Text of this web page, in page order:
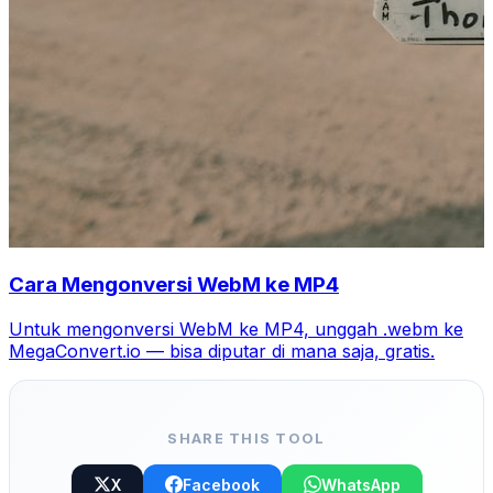
Cara Mengonversi WebM ke MP4
Untuk mengonversi WebM ke MP4, unggah .webm ke
MegaConvert.io — bisa diputar di mana saja, gratis.
SHARE THIS TOOL
X Facebook WhatsApp